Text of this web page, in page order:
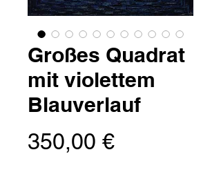
Großes Quadrat
mit violettem
Blauverlauf
350,00 €Preis